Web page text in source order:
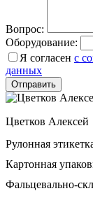
Вопрос:
Оборудование:
Я согласен с
данных
Цветков Алексей
Рулонная
Картонная
Фальцевально-